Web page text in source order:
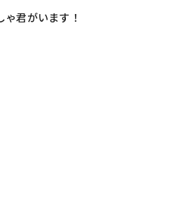
君がいます！